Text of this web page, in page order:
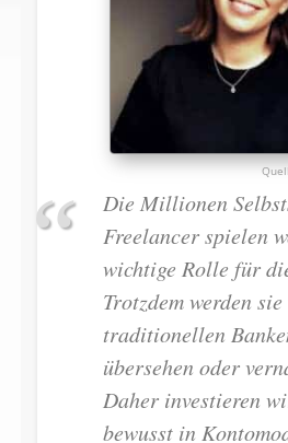
Die Millionen
Freelancer spielen
wichtige Rolle für
Trotzdem werden
traditionellen
übersehen oder
Daher investieren
bewusst in